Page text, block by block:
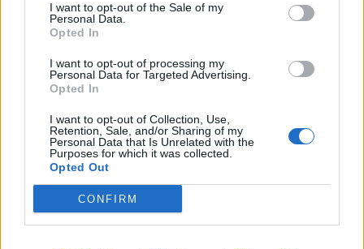
I want to opt-out of the Sale of my
Personal Data.
Opted In
I want to opt-out of processing my
Personal Data for Targeted Advertising.
Opted In
I want to opt-out of Collection, Use,
Retention, Sale, and/or Sharing of my
Personal Data that Is Unrelated with the
Purposes for which it was collected.
Opted Out
CONFIRM
O pináculo da evolução da gama Renault Megane R.S. é,
de competição com matrícula e “licença” para circular na
via pública. Mantém os 300 cavalos da variante Trophy,
aerodinâmico explicam os recordes obtidos nos mais
variados e exigentes circuitos do mundo.
Uma história de superação que desde sempre esteve
inscrita no ADN do Megane e que tem dado provas